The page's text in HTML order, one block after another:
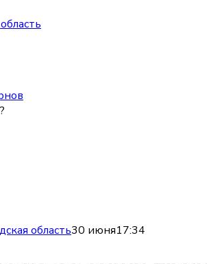
область30 июня17:34